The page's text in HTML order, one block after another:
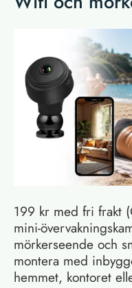
199 kr med fri frakt
mini-
mörkerseende och
montera med
hemmet, kontoret